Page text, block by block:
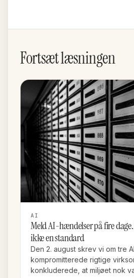
Fortsæt læsningen
AI
Meld AI-hændelser på fire dage.
ikke en standard
Den 2. august skrev vi om tre
kompromitterede rigtige
konkluderede, at miljøet nok